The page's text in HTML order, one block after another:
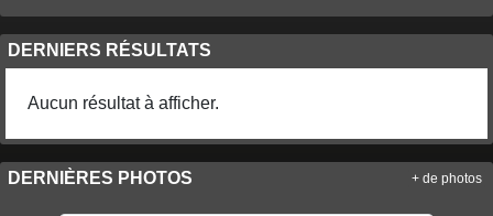
DERNIERS RÉSULTATS
Aucun résultat à afficher.
DERNIÈRES PHOTOS + de photos